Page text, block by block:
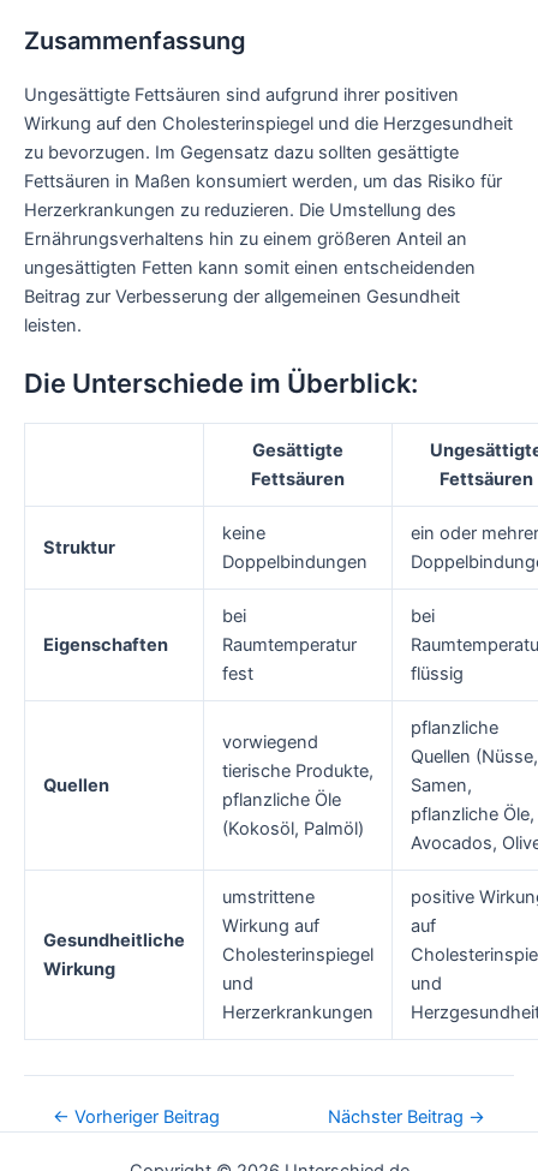
Zusammenfassung
Ungesättigte Fettsäuren sind aufgrund ihrer positiven
Wirkung auf den Cholesterinspiegel und die Herzgesundheit
zu bevorzugen. Im Gegensatz dazu sollten gesättigte
Fettsäuren in Maßen konsumiert werden, um das Risiko für
Herzerkrankungen zu reduzieren. Die Umstellung des
Ernährungsverhaltens hin zu einem größeren Anteil an
ungesättigten Fetten kann somit einen entscheidenden
Beitrag zur Verbesserung der allgemeinen Gesundheit
leisten.
Die Unterschiede im Überblick:
Gesättigte
Fettsäuren
Fettsäuren
Struktur
keine
Doppelbindungen
ein oder
Eigenschaften
bei
Raumtemperatur
fest
bei
flüssig
Quellen
vorwiegend
tierische Produkte,
pflanzliche Öle
(Kokosöl, Palmöl)
pflanzliche
Quellen (Nüsse,
Samen,
pflanzliche Öle,
Avocados,
Gesundheitliche
Wirkung
umstrittene
Wirkung auf
Cholesterinspiegel
und
Herzerkrankungen
positive
auf
und
Post← Vorheriger Beitrag Nächster Beitrag →